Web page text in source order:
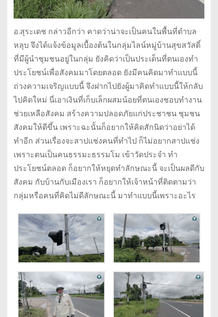
อ.สุระเดช กล่าวอีกว่า คาดว่าน่าจะเป็นคนในพื้นที่ตำบล
หลุบ จึงได้แจ้งข้อมูลเบื้องต้นในกลุ่มไลน์หมู่บ้านสุขสวัสดิ์
ที่มีผู้นำชุมชนอยู่ในกลุ่ม ยังคิดว่าเป็นประเด็นที่ตนเองทำ
ประโยชน์เพื่อสังคมมาโดยตลอด ยังมีคนคิดมาทำแบบนี้
ถ่วงความเจริญแบบนี้ จึงฝากไปยังผู้มาคิดทำแบบนี้ให้กลับ
ไปคิดใหม่ นี่เอาเงินที่เก็บเล็กผสมน้อยที่ตนเองชอบทำงาน
ช่วยเหลือสังคม สร้างความปลอดภัยแก่ประชาชน ชุมชน
สังคมให้ดีขึ้น เพราะฉะนั้นก็อยากให้คิดสักนิดว่าอย่าได้
ทำอีก ส่วนเรื่องจะสาปแช่งคนที่ทำไป ก็ไม่อยากสาปแช่ง
เพราะตนเป็นคนธรรมะธรรมโม เข้าวัดประจำ ทำ
ประโยชน์ตลอด ก็อยากให้หยุดทำลักษณะนี้ จะเป็นผลดีกับ
สังคม กับบ้านกับเมืองเรา ก็อยากให้เจ้าหน้าที่ติดตามว่า
กลุ่มหรือคนที่คิดไม่ดีลักษณะนี้ มาทำแบบนี้เพราะอะไร